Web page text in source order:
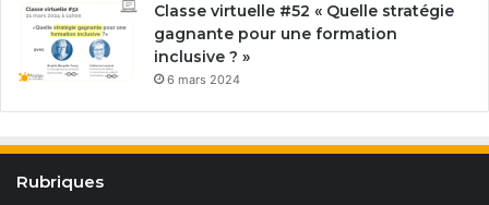
Classe virtuelle #52 « Quelle stratégie
gagnante pour une formation
inclusive ? »
6 mars 2024
Rubriques